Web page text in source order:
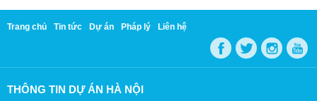
Trang chủ Tin tức Dự án Pháp lý Liên hệ
THÔNG TIN DỰ ÁN HÀ NỘI